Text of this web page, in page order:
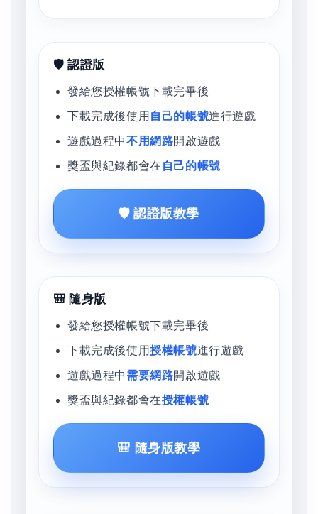
🛡️ 認證版
發給您授權帳號下載完畢後
下載完成後使用 自己的帳號進行遊戲
遊戲過程中不用網路開啟遊戲
獎盃與紀錄都會在 自己的帳號
🛡️ 認證版教學
🎒 隨身版
發給您授權帳號下載完畢後
下載完成後使用授權帳號進行遊戲
遊戲過程中 需要網路開啟遊戲
獎盃與紀錄都會在授權帳號
🎒 隨身版教學